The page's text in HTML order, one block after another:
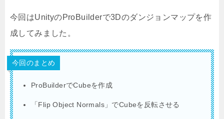
今回はUnityのProBuilderで3Dのダンジョンマップを作
成してみました。
今回のまとめ
ProBuilderでCubeを作成
「Flip Object Normals」でCubeを反転させる